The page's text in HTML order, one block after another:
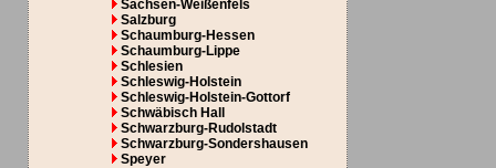
Sachsen-Weißenfels
Salzburg
Schaumburg-Hessen
Schaumburg-Lippe
Schlesien
Schleswig-Holstein
Schleswig-Holstein-Gottorf
Schwäbisch Hall
Schwarzburg-Rudolstadt
Schwarzburg-Sondershausen
Speyer